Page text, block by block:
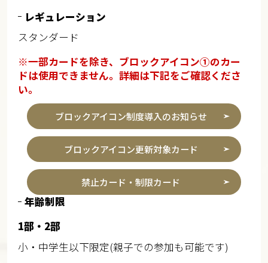
レギュレーション
スタンダード
※一部カードを除き、ブロックアイコン①のカー
ドは使用できません。詳細は下記をご確認くださ
い。
ブロックアイコン制度導入のお知らせ
ブロックアイコン更新対象カード
禁止カード・制限カード
年齢制限
1部・2部
小・中学生以下限定(親子での参加も可能です)